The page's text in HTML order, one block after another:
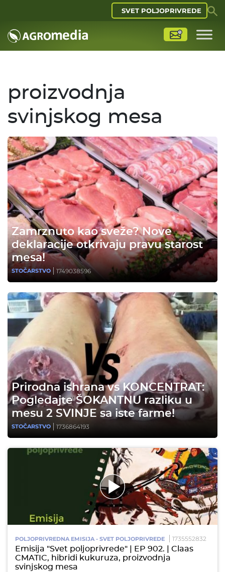
SVET POLJOPRIVREDE
proizvodnja
svinjskog mesa
Zamrznuto kao sveže? Nove
deklaracije otkrivaju pravu starost
mesa!
STOČARSTVO 1749038596
Prirodna ishrana vs KONCENTRAT:
Pogledajte ŠOKANTNU razliku u
mesu 2 SVINJE sa iste farme!
STOČARSTVO 1736864193
POLJOPRIVREDNA EMISIJA - SVET POLJOPRIVREDE 1735552832
Emisija "Svet poljoprivrede" | EP 902. | Claas
CMATIC, hibridi kukuruza, proizvodnja
svinjskog mesa